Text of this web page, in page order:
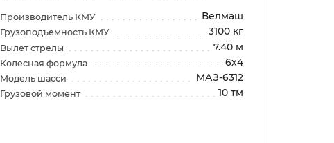
Производитель КМУ Велмаш
Грузоподъемность КМУ 3100 кг
Вылет стрелы 7.40 м
Колесная формула 6х4
Модель шасси МАЗ-6312
Грузовой момент 10 тм